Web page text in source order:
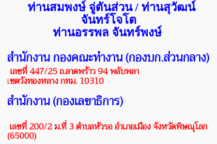
ท่านสมพงษ์ จู่ตันส่วน / ท่านสุวัฒน์
จันทร์โจโต
ท่านอรรพล จันทร์พงษ์
สำนักงาน กองคณะทำงาน (กองบก.ส่วนกลาง)
เลขที่ 447/25 ถ.ลาดพร้าว 94 พลับพลา
เขตวังทองหลาง กทม. 10310
สำนักงาน (กองเลขาธิการ)
เลขที่200/2 ม.ที่3ตำบลหัวรอ อำเภอเมือง จังหวัดพิษณุโลก
(65000)